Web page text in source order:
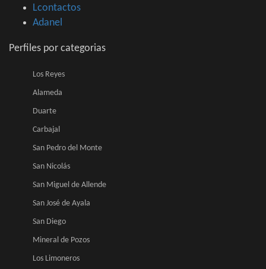
Lcontactos
Adanel
Perfiles por categorias
Los Reyes
Alameda
Duarte
Carbajal
San Pedro del Monte
San Nicolás
San Miguel de Allende
San José de Ayala
San Diego
Mineral de Pozos
Los Limoneros